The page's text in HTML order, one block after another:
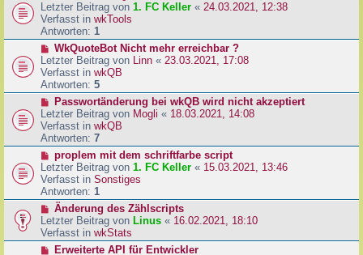
a
g
e
i
t
a
g
e
u
e
r
B
e
i
t
a
g
Letzter Beitrag von 1. FC Keller « 24.03.2021, 12:38
Verfasst in wkTools
Antworten: 1
N
e
u
e
r
B
e
i
t
a
g
WkQuoteBot Nicht mehr erreichbar ?
Letzter Beitrag von Linn « 23.03.2021, 17:08
Verfasst in wkQB
Antworten: 5
N
e
u
e
r
B
e
i
t
a
g
Passwortänderung bei wkQB wird nicht akzeptiert
Letzter Beitrag von Mogli « 18.03.2021, 14:08
Verfasst in wkQB
Antworten: 7
N
e
u
e
r
B
e
i
proplem mit dem schriftfarbe script
Letzter Beitrag von 1. FC Keller « 15.03.2021, 13:46
Verfasst in Sonstiges
Antworten: 1
N
e
u
e
Änderung des Zählscripts
Letzter Beitrag von Linus « 16.02.2021, 18:10
Verfasst in wkStats
NErweiterte API für Entwickler